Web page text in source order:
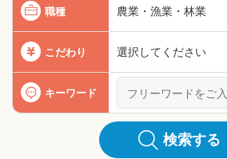
職種 農業・漁業・林業
こだわり 選択してください
キーワード
検索する